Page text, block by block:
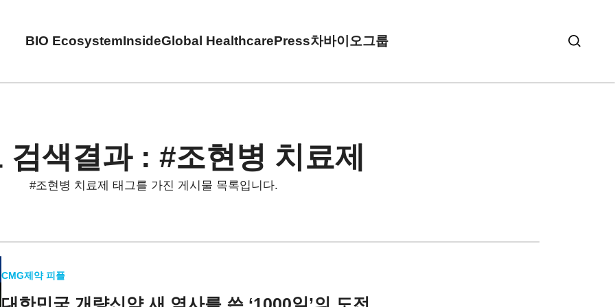
BIO EcosystemInsideGlobal HealthcarePress차바이오그룹
검색결과 : #조현병 치료제
#조현병 치료제 태그를 가진 게시물 목록입니다.
CMG제약 피플